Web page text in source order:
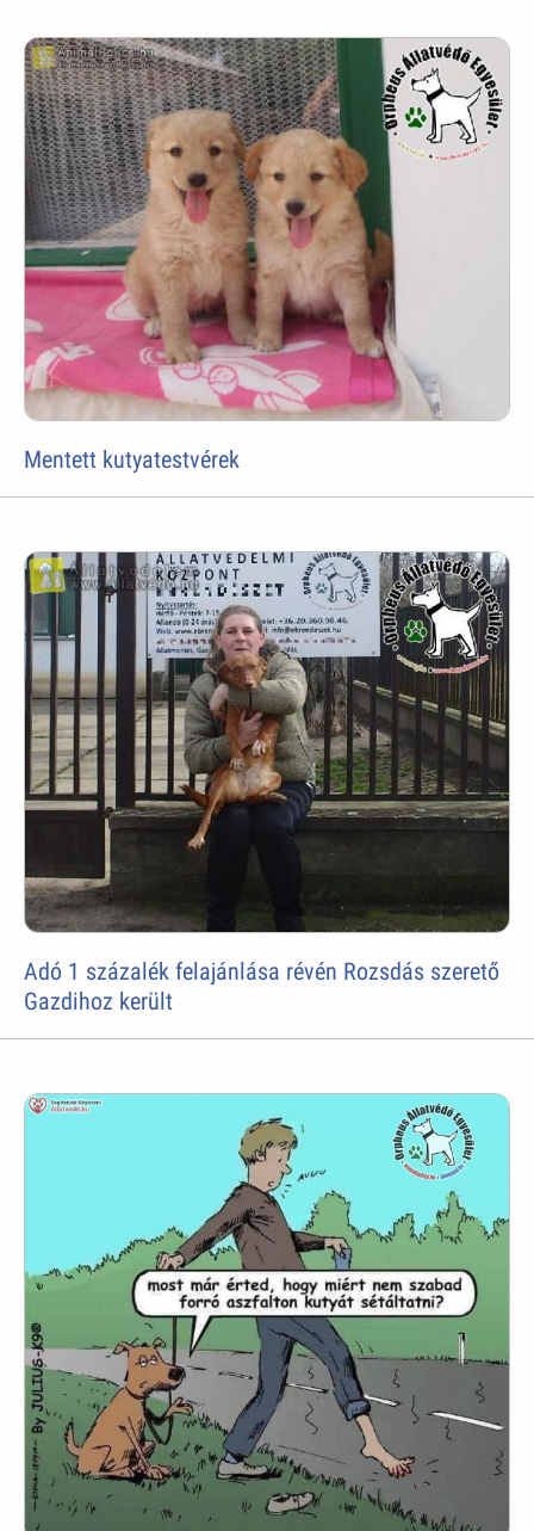
Mentett kutyatestvérek
Adó 1 százalék felajánlása révén Rozsdás szerető
Gazdihoz került